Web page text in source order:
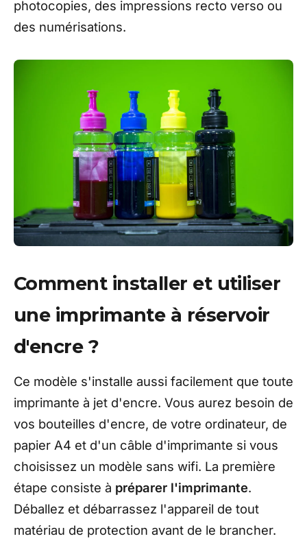
photocopies, des impressions recto verso ou
des numérisations.
Comment installer et utiliser
une imprimante à réservoir
d'encre ?
Ce modèle s'installe aussi facilement que toute
imprimante à jet d'encre. Vous aurez besoin de
vos bouteilles d'encre, de votre ordinateur, de
papier A4 et d'un câble d'imprimante si vous
choisissez un modèle sans wifi. La première
étape consiste à préparer l'imprimante.
Déballez et débarrassez l'appareil de tout
matériau de protection avant de le brancher.